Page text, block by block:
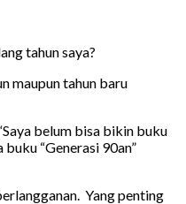
tahun saya?
maupun tahun baru
belum bisa bikin buku
“Generasi 90an”
Yang penting